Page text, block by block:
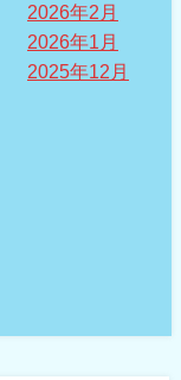
2026年2月
2026年1月
2025年12月